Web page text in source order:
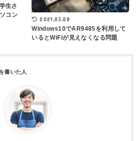
生さ
コン
2021.03.08
Windows10でAR9485を利用して
いるとWiFiが見えなくなる問題